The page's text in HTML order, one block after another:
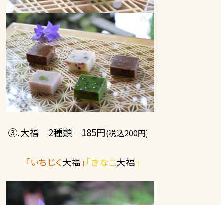
③.大福 2種類 185円(税込200円)
「いちじく大福 」 「きなこ大福 」